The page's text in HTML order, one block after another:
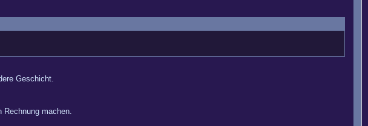
Geschicht.
Rechnung machen.